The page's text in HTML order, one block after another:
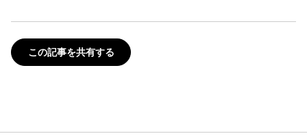
この記事を共有する